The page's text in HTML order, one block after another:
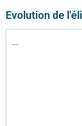
Evolution de
...